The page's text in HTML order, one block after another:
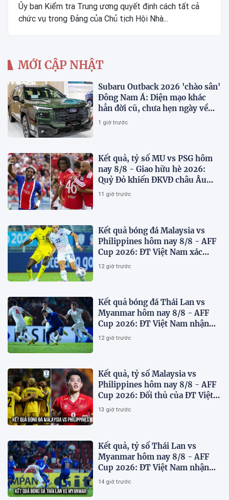
Ủy ban Kiểm tra Trung ương quyết định cách tất cả
chức vụ trong Đảng của Chủ tịch Hội Nhà...
MỚI CẬP NHẬT
Subaru Outback 2026 'chào sân'
Đông Nam Á: Diện mạo khác
hẳn đời cũ, chưa hẹn ngày về
Việt Nam
1 giờ trước
Kết quả, tỷ số MU vs PSG hôm
nay 8/8 - Giao hữu hè 2026:
Quỷ Đỏ khiến ĐKVĐ châu Âu
toát mồ hôi
11 giờ trước
Kết quả bóng đá Malaysia vs
Philippines hôm nay 8/8 - AFF
Cup 2026: ĐT Việt Nam xác
định đối thủ
12 giờ trước
Kết quả bóng đá Thái Lan vs
Myanmar hôm nay 8/8 - AFF
Cup 2026: ĐT Việt Nam nhận
'chiến thư'
12 giờ trước
Kết quả, tỷ số Malaysia vs
Philippines hôm nay 8/8 - AFF
Cup 2026: Đối thủ của ĐT Việt
Nam lộ diện
13 giờ trước
Kết quả, tỷ số Thái Lan vs
Myanmar hôm nay 8/8 - AFF
Cup 2026: ĐT Việt Nam nhận
tin vui
14 giờ trước